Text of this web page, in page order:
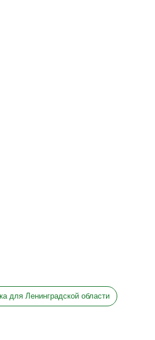
для Ленинградской области